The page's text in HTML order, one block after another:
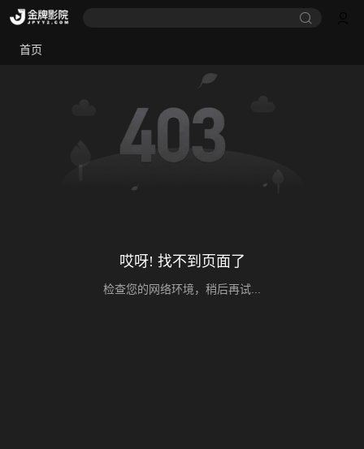
首页
哎呀! 找不到页面了
检查您的网络环境，稍后再试...